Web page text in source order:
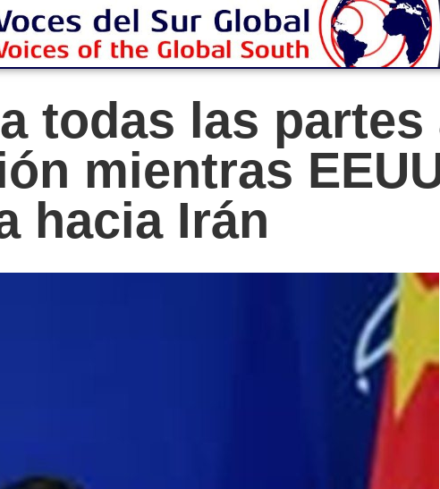
todas las partes
mientras
hacia Irán